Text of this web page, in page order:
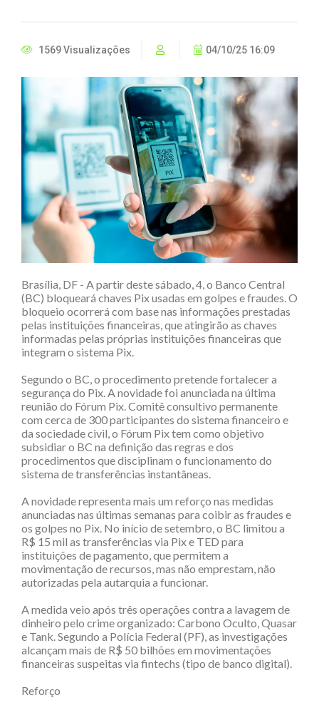
1569 Visualizações 04/10/25 16:09
Brasília, DF - A partir deste sábado, 4, o Banco Central
(BC) bloqueará chaves Pix usadas em golpes e fraudes. O
bloqueio ocorrerá com base nas informações prestadas
pelas instituições financeiras, que atingirão as chaves
informadas pelas próprias instituições financeiras que
integram o sistema Pix.
Segundo o BC, o procedimento pretende fortalecer a
segurança do Pix. A novidade foi anunciada na última
reunião do Fórum Pix. Comitê consultivo permanente
com cerca de 300 participantes do sistema financeiro e
da sociedade civil, o Fórum Pix tem como objetivo
subsidiar o BC na definição das regras e dos
procedimentos que disciplinam o funcionamento do
sistema de transferências instantâneas.
A novidade representa mais um reforço nas medidas
anunciadas nas últimas semanas para coibir as fraudes e
os golpes no Pix. No início de setembro, o BC limitou a
R$ 15 mil as transferências via Pix e TED para
instituições de pagamento, que permitem a
movimentação de recursos, mas não emprestam, não
autorizadas pela autarquia a funcionar.
A medida veio após três operações contra a lavagem de
dinheiro pelo crime organizado: Carbono Oculto, Quasar
e Tank. Segundo a Polícia Federal (PF), as investigações
alcançam mais de R$ 50 bilhões em movimentações
financeiras suspeitas via fintechs (tipo de banco digital).
Reforço